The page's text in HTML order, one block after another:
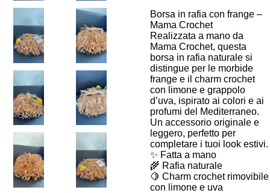
Borsa in rafia con frange –
Mama Crochet
Realizzata a mano da
Mama Crochet, questa
borsa in rafia naturale si
distingue per le morbide
frange e il charm crochet
con limone e grappolo
d’uva, ispirato ai colori e ai
profumi del Mediterraneo.
Un accessorio originale e
leggero, perfetto per
completare i tuoi look estivi.
✨ Fatta a mano
🌾 Rafia naturale
🍋 Charm crochet rimovibile
con limone e uva